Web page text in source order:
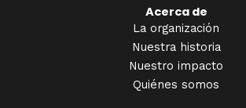
Acerca de
La organización
Nuestra historia
Nuestro impacto
Quiénes somos